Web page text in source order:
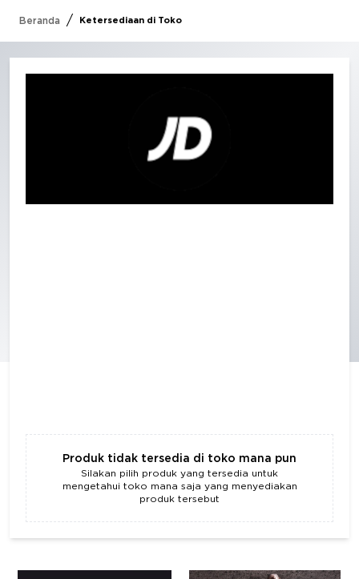
Beranda / Ketersediaan di Toko
Produk tidak tersedia di toko mana pun
Silakan pilih produk yang tersedia untuk
mengetahui toko mana saja yang menyediakan
produk tersebut